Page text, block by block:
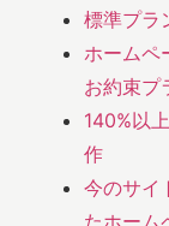
標準プラ
ホームペ
お約束プ
140%以
作
今のサイ